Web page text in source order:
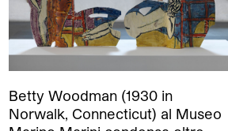
Betty Woodman (1930 in
Norwalk, Connecticut) al Museo